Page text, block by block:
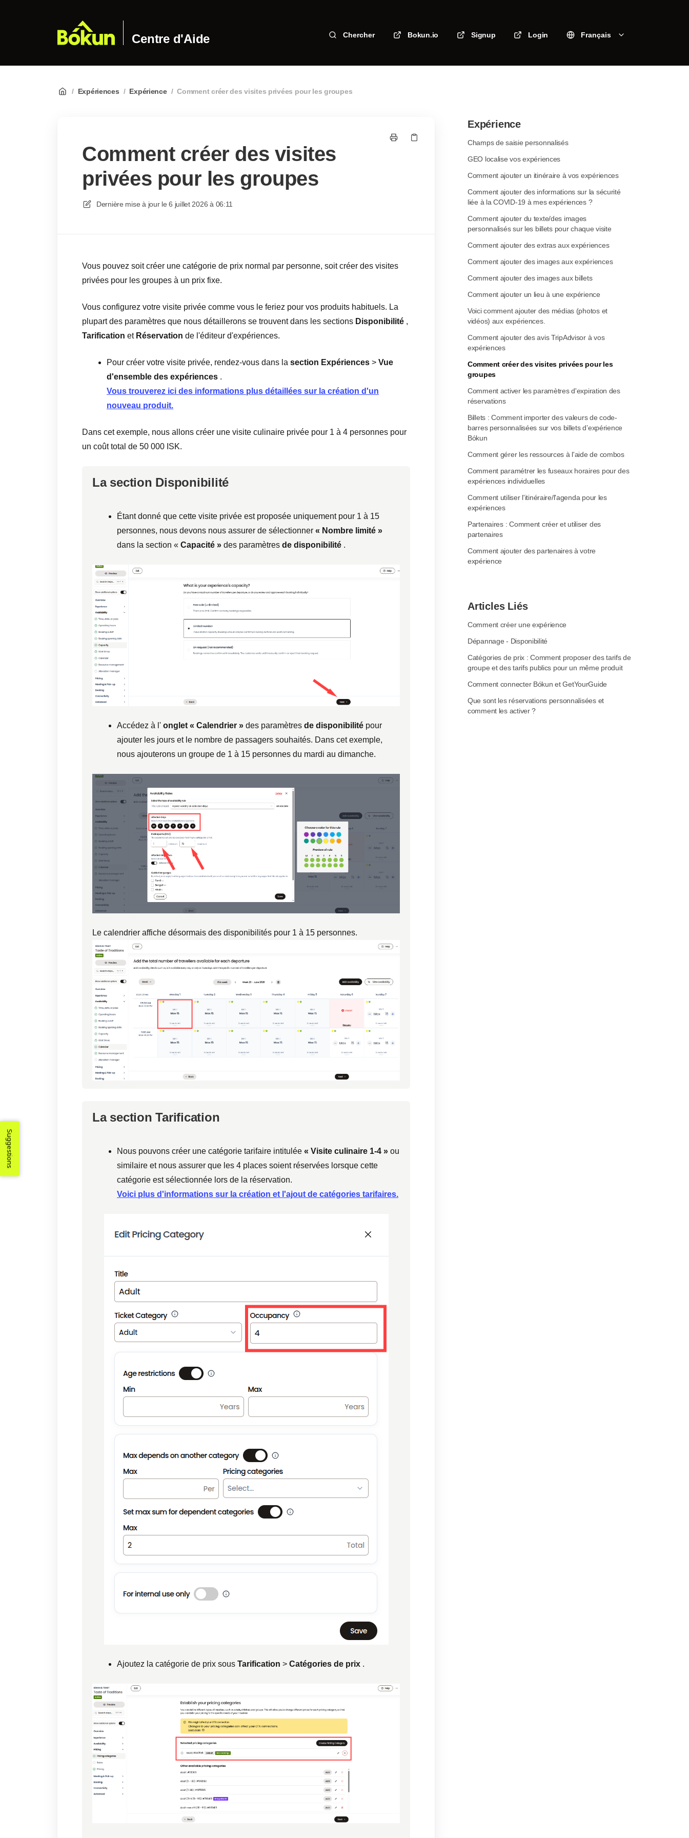
Centre d'Aide Chercher Bokun.io Signup Login Français
/ Expériences / Expérience / Comment créer des visites privées pour les groupes
Comment créer des visites
privées pour les groupes
Dernière mise à jour le 6 juillet 2026 à 06:11
Vous pouvez soit créer une catégorie de prix normal par personne, soit créer des visites
privées pour les groupes à un prix fixe.
Vous configurez votre visite privée comme vous le feriez pour vos produits habituels. La
plupart des paramètres que nous détaillerons se trouvent dans les sections Disponibilité ,
Tarification et Réservation de l'éditeur d'expériences.
Pour créer votre visite privée, rendez-vous dans la section Expériences > Vue
d'ensemble des expériences .
Vous trouverez ici des informations plus détaillées sur la création d'un
nouveau produit.
Dans cet exemple, nous allons créer une visite culinaire privée pour 1 à 4 personnes pour
un coût total de 50 000 ISK.
La section Disponibilité
Étant donné que cette visite privée est proposée uniquement pour 1 à 15
personnes, nous devons nous assurer de sélectionner « Nombre limité »
dans la section « Capacité » des paramètres de disponibilité .
Accédez à l' onglet « Calendrier » des paramètres de disponibilité pour
ajouter les jours et le nombre de passagers souhaités. Dans cet exemple,
nous ajouterons un groupe de 1 à 15 personnes du mardi au dimanche.
Le calendrier affiche désormais des disponibilités pour 1 à 15 personnes.
La section Tarification
Nous pouvons créer une catégorie tarifaire intitulée « Visite culinaire 1-4 » ou
similaire et nous assurer que les 4 places soient réservées lorsque cette
catégorie est sélectionnée lors de la réservation.
Voici plus d'informations sur la création et l'ajout de catégories tarifaires.
Ajoutez la catégorie de prix sous Tarification > Catégories de prix .
Expérience
Champs de saisie personnalisés
GEO localise vos expériences
Comment ajouter un itinéraire à vos expériences
Comment ajouter des informations sur la sécurité
liée à la COVID-19 à mes expériences ?
Comment ajouter du texte/des images
personnalisés sur les billets pour chaque visite
Comment ajouter des extras aux expériences
Comment ajouter des images aux expériences
Comment ajouter des images aux billets
Comment ajouter un lieu à une expérience
Voici comment ajouter des médias (photos et
vidéos) aux expériences.
Comment ajouter des avis TripAdvisor à vos
expériences
Comment créer des visites privées pour les
groupes
Comment activer les paramètres d'expiration des
réservations
Billets : Comment importer des valeurs de code-
barres personnalisées sur vos billets d’expérience
Bókun
Comment gérer les ressources à l'aide de combos
Comment paramétrer les fuseaux horaires pour des
expériences individuelles
Comment utiliser l'itinéraire/l'agenda pour les
expériences
Partenaires : Comment créer et utiliser des
partenaires
Comment ajouter des partenaires à votre
expérience
Articles Liés
Comment créer une expérience
Dépannage - Disponibilité
Catégories de prix : Comment proposer des tarifs de
groupe et des tarifs publics pour un même produit
Comment connecter Bókun et GetYourGuide
Que sont les réservations personnalisées et
comment les activer ?
Suggestions